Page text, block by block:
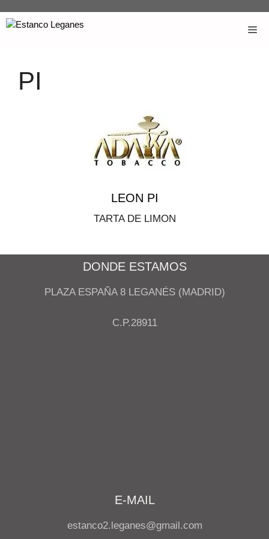
PI
LEON PI
TARTA DE LIMON
DONDE ESTAMOS
PLAZA ESPAÑA 8 LEGANÉS (MADRID)
C.P.28911
E-MAIL
estanco2.leganes@gmail.com